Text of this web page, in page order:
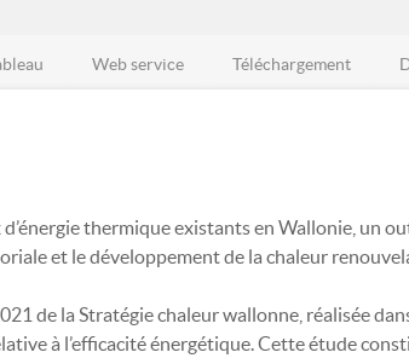
Web service Téléchargement
thermique existants en Wallonie, un
et le développement de la chaleur
de la Stratégie chaleur wallonne, réalisée
à l’efficacité énergétique. Cette étude